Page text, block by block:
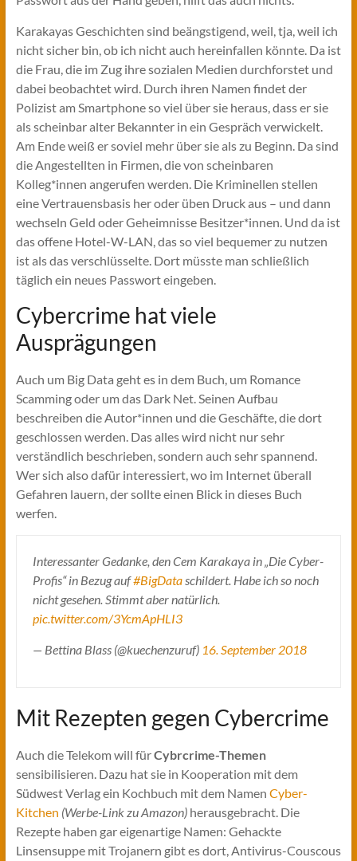
Karakayas Geschichten sind beängstigend, weil, tja, weil ich
nicht sicher bin, ob ich nicht auch hereinfallen könnte. Da ist
die Frau, die im Zug ihre sozialen Medien durchforstet und
dabei beobachtet wird. Durch ihren Namen findet der
Polizist am Smartphone so viel über sie heraus, dass er sie
als scheinbar alter Bekannter in ein Gespräch verwickelt.
Am Ende weiß er soviel mehr über sie als zu Beginn. Da sind
die Angestellten in Firmen, die von scheinbaren
Kolleg*innen angerufen werden. Die Kriminellen stellen
eine Vertrauensbasis her oder üben Druck aus – und dann
wechseln Geld oder Geheimnisse Besitzer*innen. Und da ist
das offene Hotel-W-LAN, das so viel bequemer zu nutzen
ist als das verschlüsselte. Dort müsste man schließlich
täglich ein neues Passwort eingeben.
Cybercrime hat viele
Ausprägungen
Auch um Big Data geht es in dem Buch, um Romance
Scamming oder um das Dark Net. Seinen Aufbau
beschreiben die Autor*innen und die Geschäfte, die dort
geschlossen werden. Das alles wird nicht nur sehr
verständlich beschrieben, sondern auch sehr spannend.
Wer sich also dafür interessiert, wo im Internet überall
Gefahren lauern, der sollte einen Blick in dieses Buch
werfen.
Interessanter Gedanke, den Cem Karakaya in „Die Cyber-
Profis“ in Bezug auf#BigDataschildert. Habe ich so noch
nicht gesehen. Stimmt aber natürlich.
pic.twitter.com/3YcmApHLI3
— Bettina Blass (@kuechenzuruf) 16. September 2018
Mit Rezepten gegen Cybercrime
Auch die Telekom will fürCybrcrime-Themen
sensibilisieren. Dazu hat sie in Kooperation mit dem
Südwest Verlag ein Kochbuch mit dem Namen Cyber-
Kitchen (Werbe-Link zu Amazon)herausgebracht. Die
Rezepte haben gar eigenartige Namen: Gehackte
Linsensuppe mit Trojanern gibt es dort, Antivirus-Couscous